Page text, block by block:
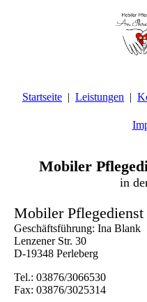
Startseite Leistungen
Mobiler
in
Mobiler
Geschäftsführung: Ina Blank
Lenzener Str. 30
D-19348 Perleberg
Tel.: 03876/3066530
Fax: 03876/3025314